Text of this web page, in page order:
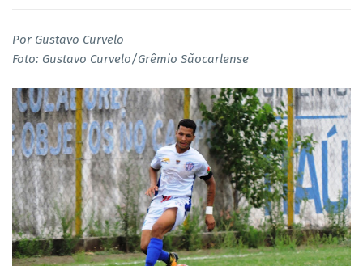
Por Gustavo Curvelo
Foto: Gustavo Curvelo/Grêmio Sãocarlense